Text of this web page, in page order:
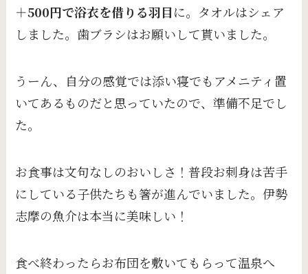
＋500円で浴衣を借りる羽目に。タオルはシェア
しました。歯ブラシはお願いして貰いました。
うーん、自分の感覚では添い寝でもアメニティ置
いてあるものだと思っていたので、準備不足でし
た。
お食事は文句なしのおいしさ！普段お刺身は苦手
にしている子供たちも箸が進んでいました。伊勢
志摩の魚介は本当に美味しい！
食べ終わったらお布団を敷いてもらって温泉へ